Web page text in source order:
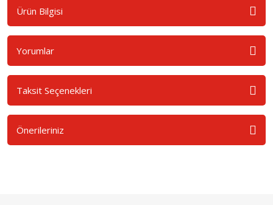
Ürün Bilgisi
Yorumlar
Taksit Seçenekleri
Önerileriniz